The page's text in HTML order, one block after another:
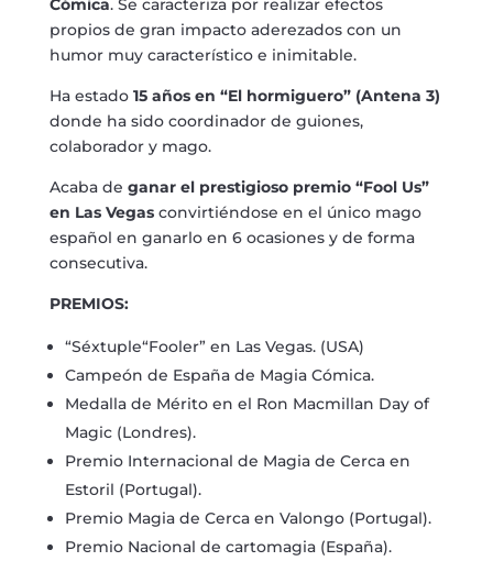
Cómica. Se caracteriza por realizar efectos
propios de gran impacto aderezados con un
humor muy característico e inimitable.
Ha estado 15 años en “El hormiguero” (Antena 3)
donde ha sido coordinador de guiones,
colaborador y mago.
Acaba de ganar el prestigioso premio “Fool Us”
en Las Vegasconvirtiéndose en el único mago
español en ganarlo en 6 ocasiones y de forma
consecutiva.
PREMIOS:
“Séxtuple“Fooler” en Las Vegas. (USA)
Campeón de España de Magia Cómica.
Medalla de Mérito en el Ron Macmillan Day of
Magic (Londres).
Premio Internacional de Magia de Cerca en
Estoril (Portugal).
Premio Magia de Cerca en Valongo (Portugal).
Premio Nacional de cartomagia (España).